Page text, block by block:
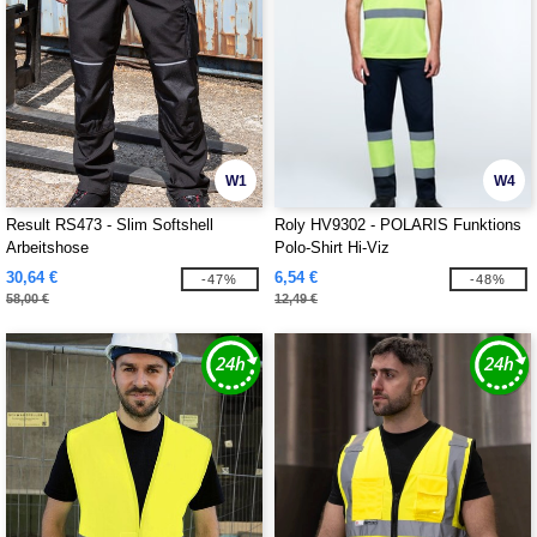
W1
Result RS473 - Slim Softshell
Arbeitshose
30,64 €
58,00 €
-47%
W4
Roly HV9302 - POLARIS Funktions
Polo-Shirt Hi-Viz
6,54 €
12,49 €
-48%